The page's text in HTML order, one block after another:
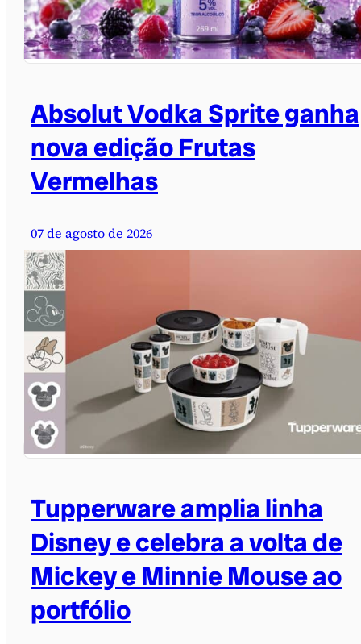
Absolut Vodka Sprite ganha
nova edição Frutas
Vermelhas
07 de agosto de 2026
Tupperware amplia linha
Disney e celebra a volta de
Mickey e Minnie Mouse ao
portfólio